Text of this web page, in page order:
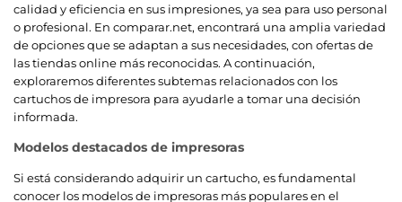
calidad y eficiencia en sus impresiones, ya sea para uso personal
o profesional. En comparar.net, encontrará una amplia variedad
de opciones que se adaptan a sus necesidades, con ofertas de
las tiendas online más reconocidas. A continuación,
exploraremos diferentes subtemas relacionados con los
cartuchos de impresora para ayudarle a tomar una decisión
informada.
Modelos destacados de impresoras
Si está considerando adquirir un cartucho, es fundamental
conocer los modelos de impresoras más populares en el